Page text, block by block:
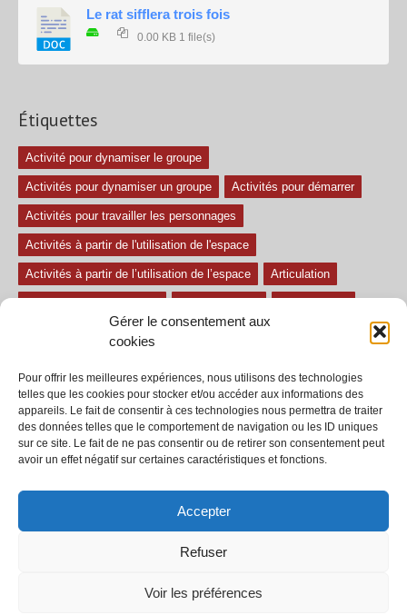
Gérer le consentement aux
cookies
Pour offrir les meilleures expériences, nous utilisons des technologies
telles que les cookies pour stocker et/ou accéder aux informations des
appareils. Le fait de consentir à ces technologies nous permettra de traiter
des données telles que le comportement de navigation ou les ID uniques
sur ce site. Le fait de ne pas consentir ou de retirer son consentement peut
avoir un effet négatif sur certaines caractéristiques et fonctions.
Accepter
Refuser
Voir les préférences
Le rat sifflera trois fois
0.00 KB 1 file(s)
Étiquettes
Activité pour dynamiser le groupe
Activités pour dynamiser un groupe Activités pour démarrer
Activités pour travailler les personnages
Activités à partir de l'utilisation de l'espace
Activités à partir de l’utilisation de l’espace Articulation
Exercices difficiles
Le regard et la voix Pièce pour enfant Sans paroles
Secondaire séances tous les exercices
Tous les exercices de théâtre
inc.